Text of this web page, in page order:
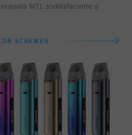
MTL soddisfacente e